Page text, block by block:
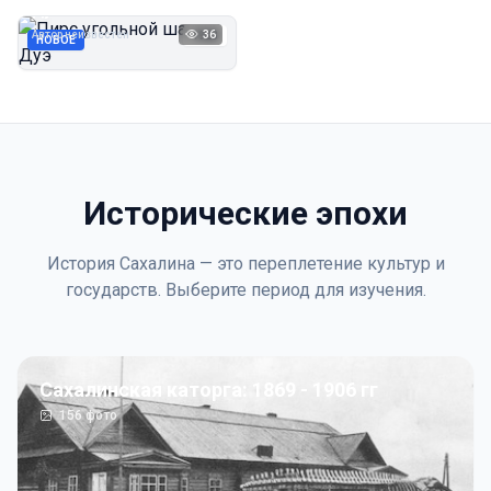
НОВОЕ 1923
Автор неизвестен 36
Исторические эпохи
История Сахалина — это переплетение культур и
государств. Выберите период для изучения.
Сахалинская каторга: 1869 - 1906 гг
156фото